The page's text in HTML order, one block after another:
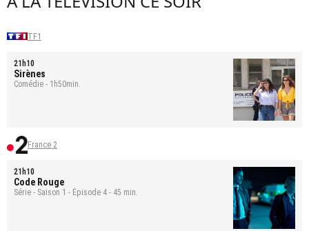
TF1
21h10
Sirènes
Comédie - 1h50min.
France 2
21h10
Code Rouge
Série - Saison 1 - Épisode 4 - 45 min.